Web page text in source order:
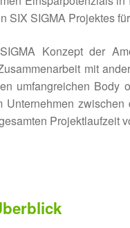
SIX SIGMA Projektes
Konzept der
mit
umfangreichen
Unternehmen
Projektlaufzeit